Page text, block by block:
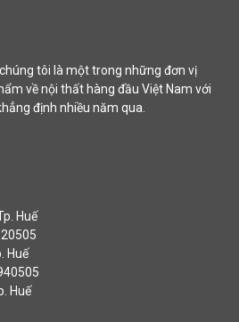
tôi là một trong những đơn vị
về nội thất hàng đầu Việt Nam với
định nhiều năm qua.
Huế
Huế
Huế